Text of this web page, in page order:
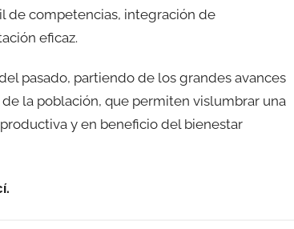
de competencias, integración de
eficaz.
pasado, partiendo de los grandes avances
la población, que permiten vislumbrar una
y en beneficio del bienestar